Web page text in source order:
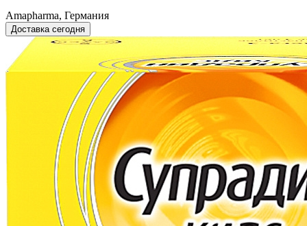
Amapharma, Германия
Доставка сегодня